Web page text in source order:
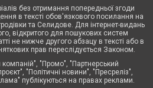
без отримання попередньої згоди
в тексті обов'язкового посилання на
та Селидове. Для інтернет-видань
відкритого для пошукових систем
не нижче другого абзацу в тексті або в
прав переслідується Законом.
"Промо", "Партнерський
"Політичні новини", "Пресреліз",
публікуються на правах реклами.